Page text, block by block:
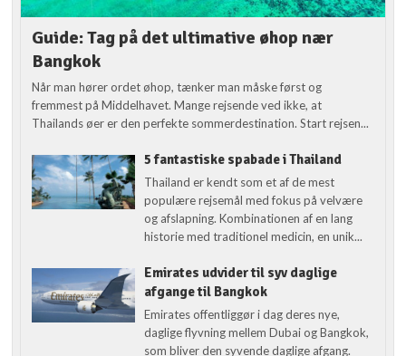
Guide: Tag på det ultimative øhop nær
Bangkok
Når man hører ordet øhop, tænker man måske først og
fremmest på Middelhavet. Mange rejsende ved ikke, at
Thailands øer er den perfekte sommerdestination. Start rejsen...
5 fantastiske spabade i Thailand
Thailand er kendt som et af de mest
populære rejsemål med fokus på velvære
og afslapning. Kombinationen af en lang
historie med traditionel medicin, en unik...
Emirates udvider til syv daglige
afgange til Bangkok
Emirates offentliggør i dag deres nye,
daglige flyvning mellem Dubai og Bangkok,
som bliver den syvende daglige afgang.